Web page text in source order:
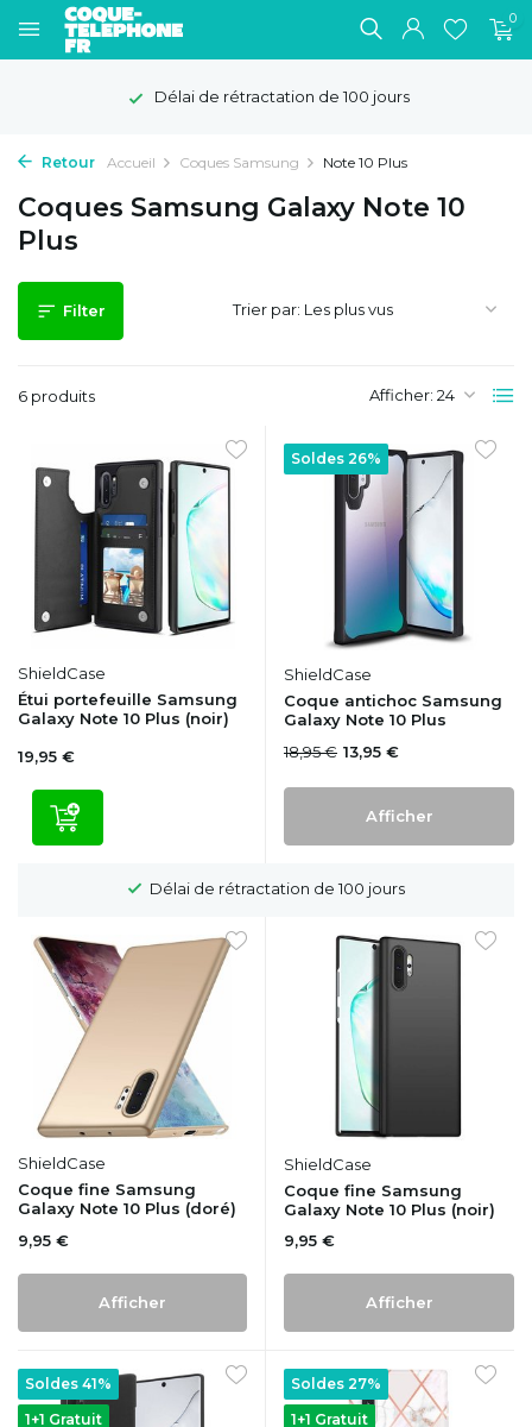
0
Délai de rétractation de 100 jours
Retour Accueil Coques Samsung Note 10 Plus
Coques Samsung Galaxy Note 10
Plus
Filter
6 produits Afficher:
Trier par:
ShieldCase
Étui portefeuille Samsung
Galaxy Note 10 Plus (noir)
19,95 €
Soldes 26%
ShieldCase
Coque antichoc Samsung
Galaxy Note 10 Plus
18,95 € 13,95 €
Afficher
Délai de rétractation de 100 jours
ShieldCase
Coque fine Samsung
Galaxy Note 10 Plus (doré)
9,95 €
Afficher
ShieldCase
Coque fine Samsung
Galaxy Note 10 Plus (noir)
9,95 €
Afficher
1+1 Gratuit
Soldes 41%
1+1 Gratuit
Soldes 27%